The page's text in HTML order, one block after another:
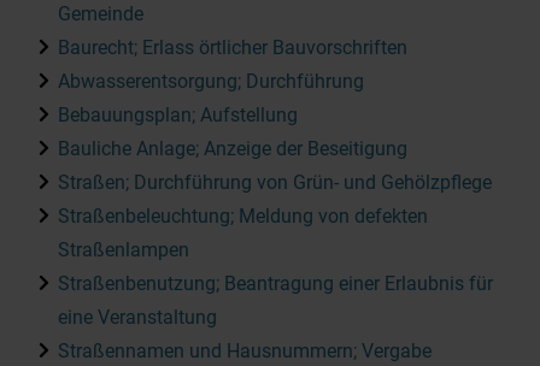
Gemeinde
Baurecht; Erlass örtlicher Bauvorschriften
Abwasserentsorgung; Durchführung
Bebauungsplan; Aufstellung
Bauliche Anlage; Anzeige der Beseitigung
Straßen; Durchführung von Grün- und Gehölzpflege
Straßenbeleuchtung; Meldung von defekten
Straßenlampen
Straßenbenutzung; Beantragung einer Erlaubnis für
eine Veranstaltung
Straßennamen und Hausnummern; Vergabe